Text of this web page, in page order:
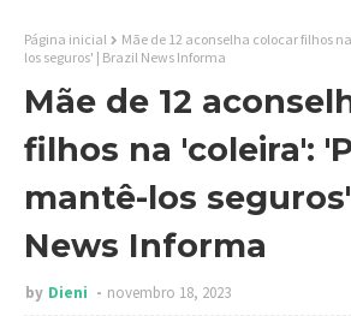
Página inicial
Mãe de 12 aconselha colocar filhos
los seguros' | Brazil News Informa
Mãe de 12
filhos na 'coleira':
mantê-los
News Informa
by Dieni novembro 18, 2023